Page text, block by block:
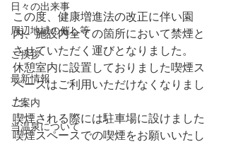
日々の出来事
周辺地域の催し等
ご挨拶
最新情報
ご案内
当温泉について
この度、健康増進法の改正に伴い園
内、施設内全ての箇所において禁煙と
させていただく運びとなりました。
休憩室内に設置しておりました喫煙ス
ペースはご利用いただけなくなりまし
た。
喫煙される際には駐車場に設けました
喫煙スペースでの喫煙をお願いいたし